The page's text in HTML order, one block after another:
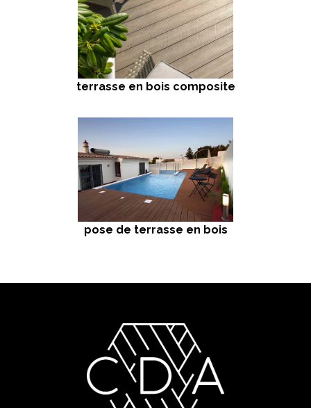
terrasse en bois composite
pose de terrasse en bois